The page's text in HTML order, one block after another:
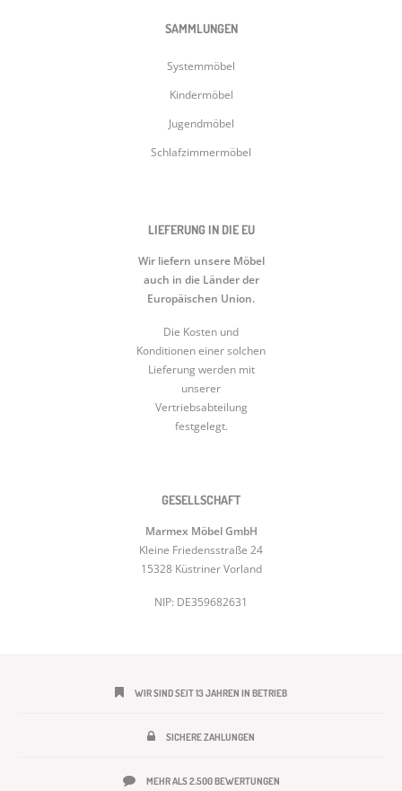
SAMMLUNGEN
Systemmöbel
Kindermöbel
Jugendmöbel
Schlafzimmermöbel
LIEFERUNG IN DIE EU
Wir liefern unsere Möbel
auch in die Länder der
Europäischen Union.
Die Kosten und
Konditionen einer solchen
Lieferung werden mit
unserer
Vertriebsabteilung
festgelegt.
GESELLSCHAFT
Marmex Möbel GmbH
Kleine Friedensstraße 24
15328 Küstriner Vorland
NIP: DE359682631
WIR SIND SEIT 13 JAHREN IN BETRIEB
SICHERE ZAHLUNGEN
MEHR ALS 2.500 BEWERTUNGEN